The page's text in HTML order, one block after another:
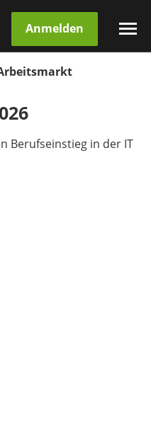
Anmelden
Berufseinstieg in der IT